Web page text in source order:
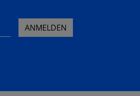
ANMELDEN